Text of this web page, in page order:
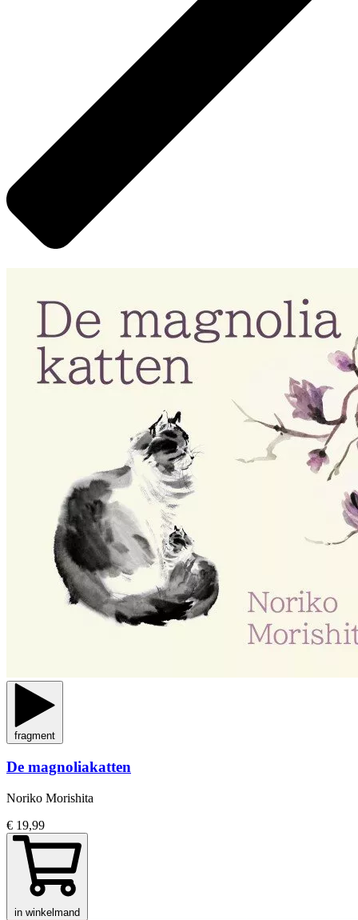
fragment
De magnoliakatten
Noriko Morishita
€ 19,99
in winkelmand